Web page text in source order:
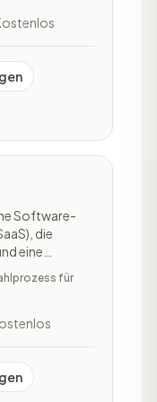
Software-
die
eine
in
und
und
für